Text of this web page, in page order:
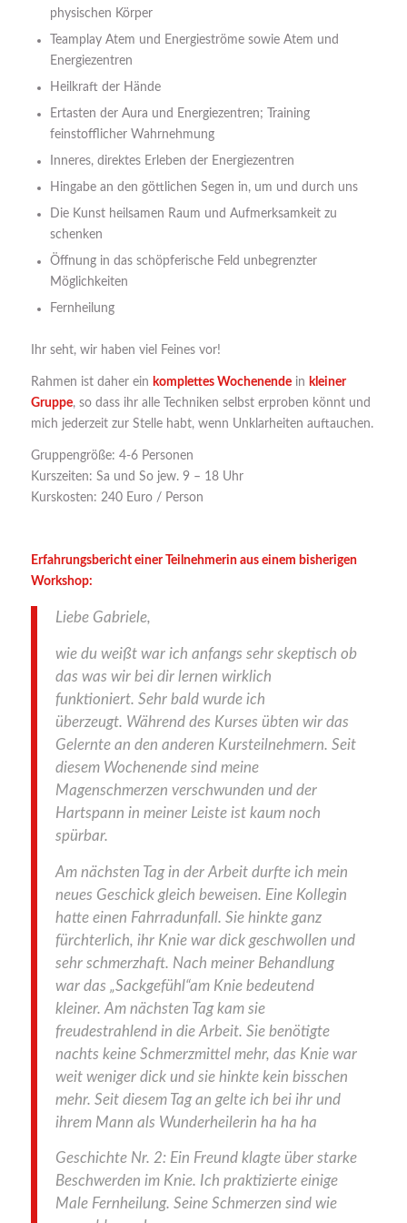
physischen Körper
Teamplay Atem und Energieströme sowie Atem und
Energiezentren
Heilkraft der Hände
Ertasten der Aura und Energiezentren; Training
feinstofflicher Wahrnehmung
Inneres, direktes Erleben der Energiezentren
Hingabe an den göttlichen Segen in, um und durch uns
Die Kunst heilsamen Raum und Aufmerksamkeit zu
schenken
Öffnung in das schöpferische Feld unbegrenzter
Möglichkeiten
Fernheilung
Ihr seht, wir haben viel Feines vor!
Rahmen ist daher ein komplettes Wochenendein kleiner
Gruppe, so dass ihr alle Techniken selbst erproben könnt und
mich jederzeit zur Stelle habt, wenn Unklarheiten auftauchen.
Gruppengröße: 4-6 Personen
Kurszeiten: Sa und So jew. 9 – 18 Uhr
Kurskosten: 240 Euro / Person
Erfahrungsbericht einer Teilnehmerin aus einem bisherigen
Workshop:
Liebe Gabriele,
wie du weißt war ich anfangs sehr skeptisch ob
das was wir bei dir lernen wirklich
funktioniert. Sehr bald wurde ich
überzeugt. Während des Kurses übten wir das
Gelernte an den anderen Kursteilnehmern. Seit
diesem Wochenende sind meine
Magenschmerzen verschwunden und der
Hartspann in meiner Leiste ist kaum noch
spürbar.
Am nächsten Tag in der Arbeit durfte ich mein
neues Geschick gleich beweisen. Eine Kollegin
hatte einen Fahrradunfall. Sie hinkte ganz
fürchterlich, ihr Knie war dick geschwollen und
sehr schmerzhaft. Nach meiner Behandlung
war das „Sackgefühl“am Knie bedeutend
kleiner. Am nächsten Tag kam sie
freudestrahlend in die Arbeit. Sie benötigte
nachts keine Schmerzmittel mehr, das Knie war
weit weniger dick und sie hinkte kein bisschen
mehr. Seit diesem Tag an gelte ich bei ihr und
ihrem Mann als Wunderheilerin ha ha ha
Geschichte Nr. 2: Ein Freund klagte über starke
Beschwerden im Knie. Ich praktizierte einige
Male Fernheilung. Seine Schmerzen sind wie